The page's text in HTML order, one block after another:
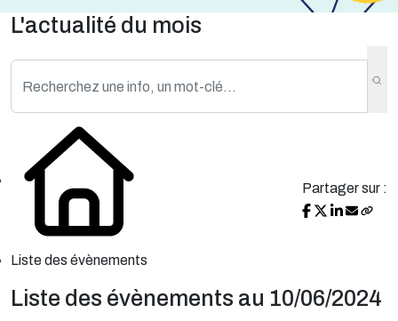
L'actualité du mois
Liste des évènements
Partager sur :
Liste des évènements au 10/06/2024